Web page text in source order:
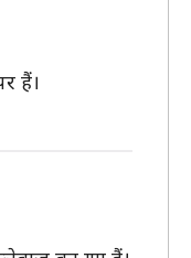
हैं।